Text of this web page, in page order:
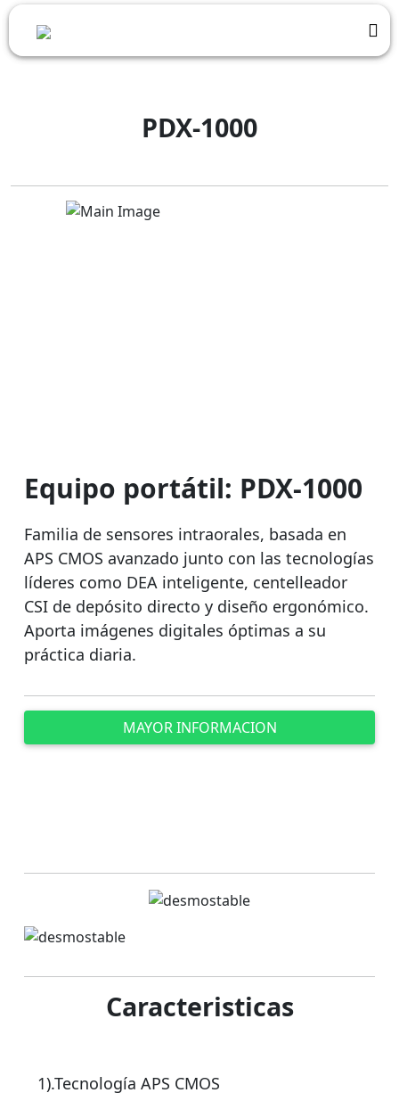
PDX-1000
Equipo portátil: PDX-1000
Familia de sensores intraorales, basada en
APS CMOS avanzado junto con las tecnologías
líderes como DEA inteligente, centelleador
CSI de depósito directo y diseño ergonómico.
Aporta imágenes digitales óptimas a su
práctica diaria.
MAYOR INFORMACION
Caracteristicas
1).Tecnología APS CMOS